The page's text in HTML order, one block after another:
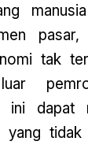
tak
ini dapat
yang